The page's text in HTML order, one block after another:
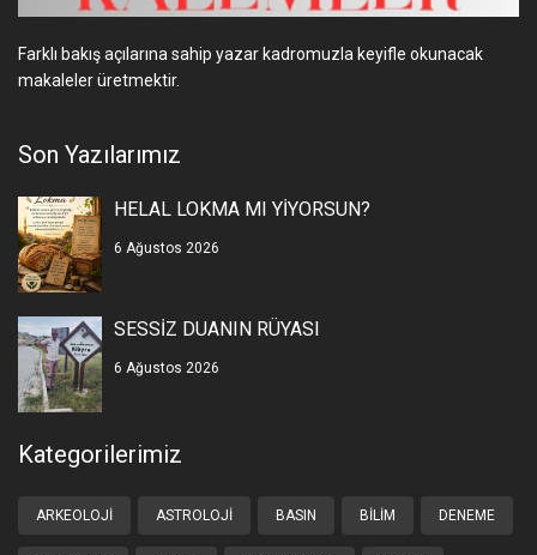
Farklı bakış açılarına sahip yazar kadromuzla keyifle okunacak
makaleler üretmektir.
Son Yazılarımız
HELAL LOKMA MI YİYORSUN?
6 Ağustos 2026
SESSİZ DUANIN RÜYASI
6 Ağustos 2026
Kategorilerimiz
ARKEOLOJI ASTROLOJI BASIN BILIM DENEME